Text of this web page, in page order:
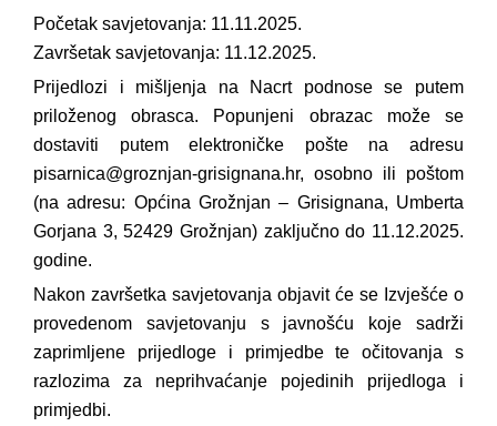
SPORT I UDRUGE
GRAĐANI
POVIJEST
KONTAKT
Početak savjetovanja: 11.11.2025.
Završetak savjetovanja: 11.12.2025.
Prijedlozi i mišljenja na Nacrt podnose se putem
priloženog obrasca. Popunjeni obrazac može se
dostaviti putem elektroničke pošte na adresu
pisarnica@groznjan-grisignana.hr, osobno ili poštom
(na adresu: Općina Grožnjan – Grisignana, Umberta
Gorjana 3, 52429 Grožnjan) zaključno do 11.12.2025.
godine.
Nakon završetka savjetovanja objavit će se Izvješće o
provedenom savjetovanju s javnošću koje sadrži
zaprimljene prijedloge i primjedbe te očitovanja s
razlozima za neprihvaćanje pojedinih prijedloga i
primjedbi.